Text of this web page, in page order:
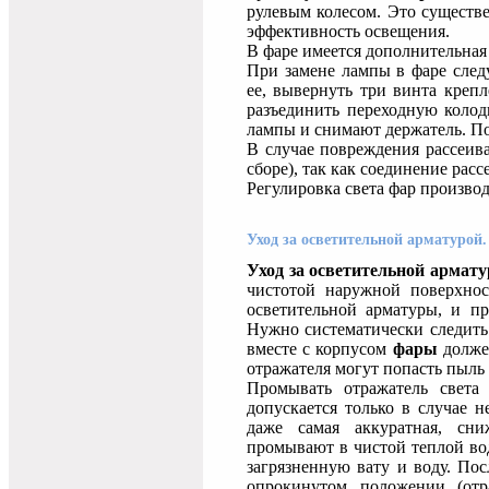
рулевым колесом. Это
эффективность освещения.
В фаре имеется
При замене лампы в фаре
ее, вывернуть три винта
разъединить переходную
лампы и снимают держатель.
В случае повреждения
сборе), так как соединение
Регулировка света фар
Уход за осветительной арматурой.
Уход за осветительной
чистотой наружной
осветительной арматуры, и
Нужно систематически
вместе с корпусом фары
отражателя могут попасть
Промывать отражатель
допускается только в случае
даже самая аккуратная,
промывают в чистой теплой
загрязненную вату и воду.